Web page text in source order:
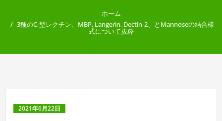
ホーム
3種のC-型レクチン、MBP, Langerin, Dectin-2、とMannoseの結合様
式について抜粋
2021年6月22日